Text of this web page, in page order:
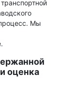
Мы
оценка